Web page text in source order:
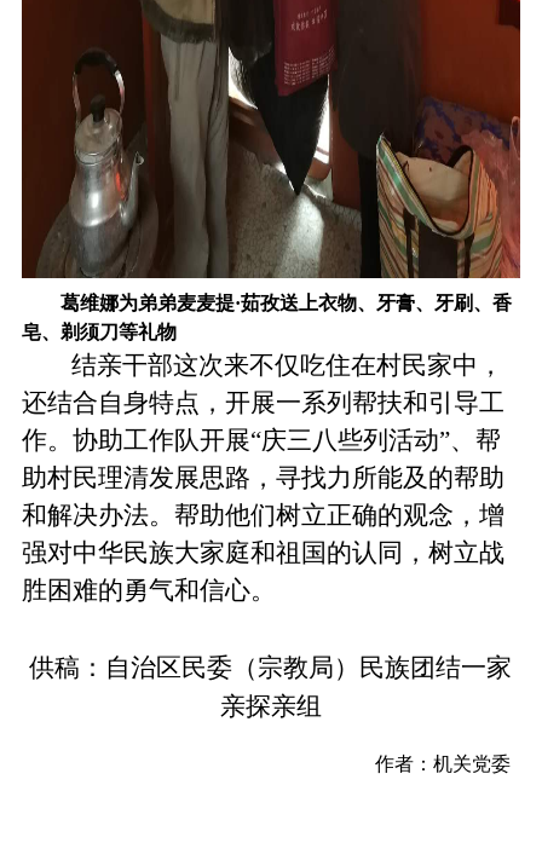
葛维娜为弟弟麦麦提·茹孜送上衣物、牙膏、牙刷、香
皂、剃须刀等礼物
结亲干部这次来不仅吃住在村民家中，
还结合自身特点，开展一系列帮扶和引导工
作。协助工作队开展“庆三八些列活动”、帮
助村民理清发展思路，寻找力所能及的帮助
和解决办法。帮助他们树立正确的观念，增
强对中华民族大家庭和祖国的认同，树立战
胜困难的勇气和信心。
供稿：自治区民委（宗教局）民族团结一家
亲探亲组
作者：机关党委